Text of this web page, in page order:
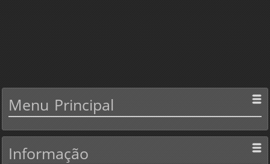
Menu Principal
Informação